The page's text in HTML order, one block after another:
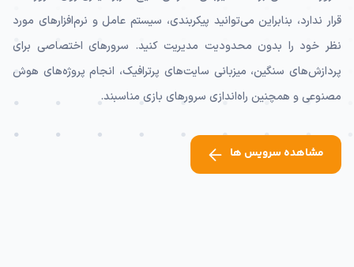
قرار ندارد، بنابراین می‌توانید پیکربندی، سیستم عامل و نرم‌افزارهای مورد
نظر خود را بدون محدودیت مدیریت کنید. سرورهای اختصاصی برای
پردازش‌های سنگین، میزبانی سایت‌های پرترافیک، انجام پروژه‌های هوش
مصنوعی و همچنین راه‌اندازی سرورهای بازی مناسبند.
مشاهده سرویس ها